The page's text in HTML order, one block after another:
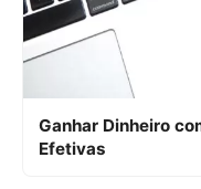
Ganhar Dinheiro
Efetivas